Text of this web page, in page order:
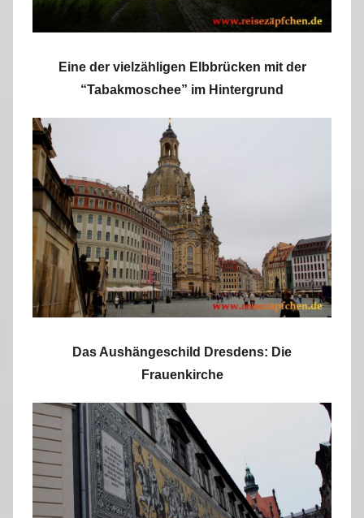
Eine der vielzähligen Elbbrücken mit der
“Tabakmoschee” im Hintergrund
Das Aushängeschild Dresdens: Die
Frauenkirche